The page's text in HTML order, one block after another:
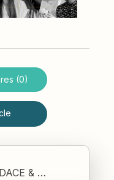
(0)
CONFERENCE : AUDACE & INFLUENCE - briser les parois et le plafond de verre